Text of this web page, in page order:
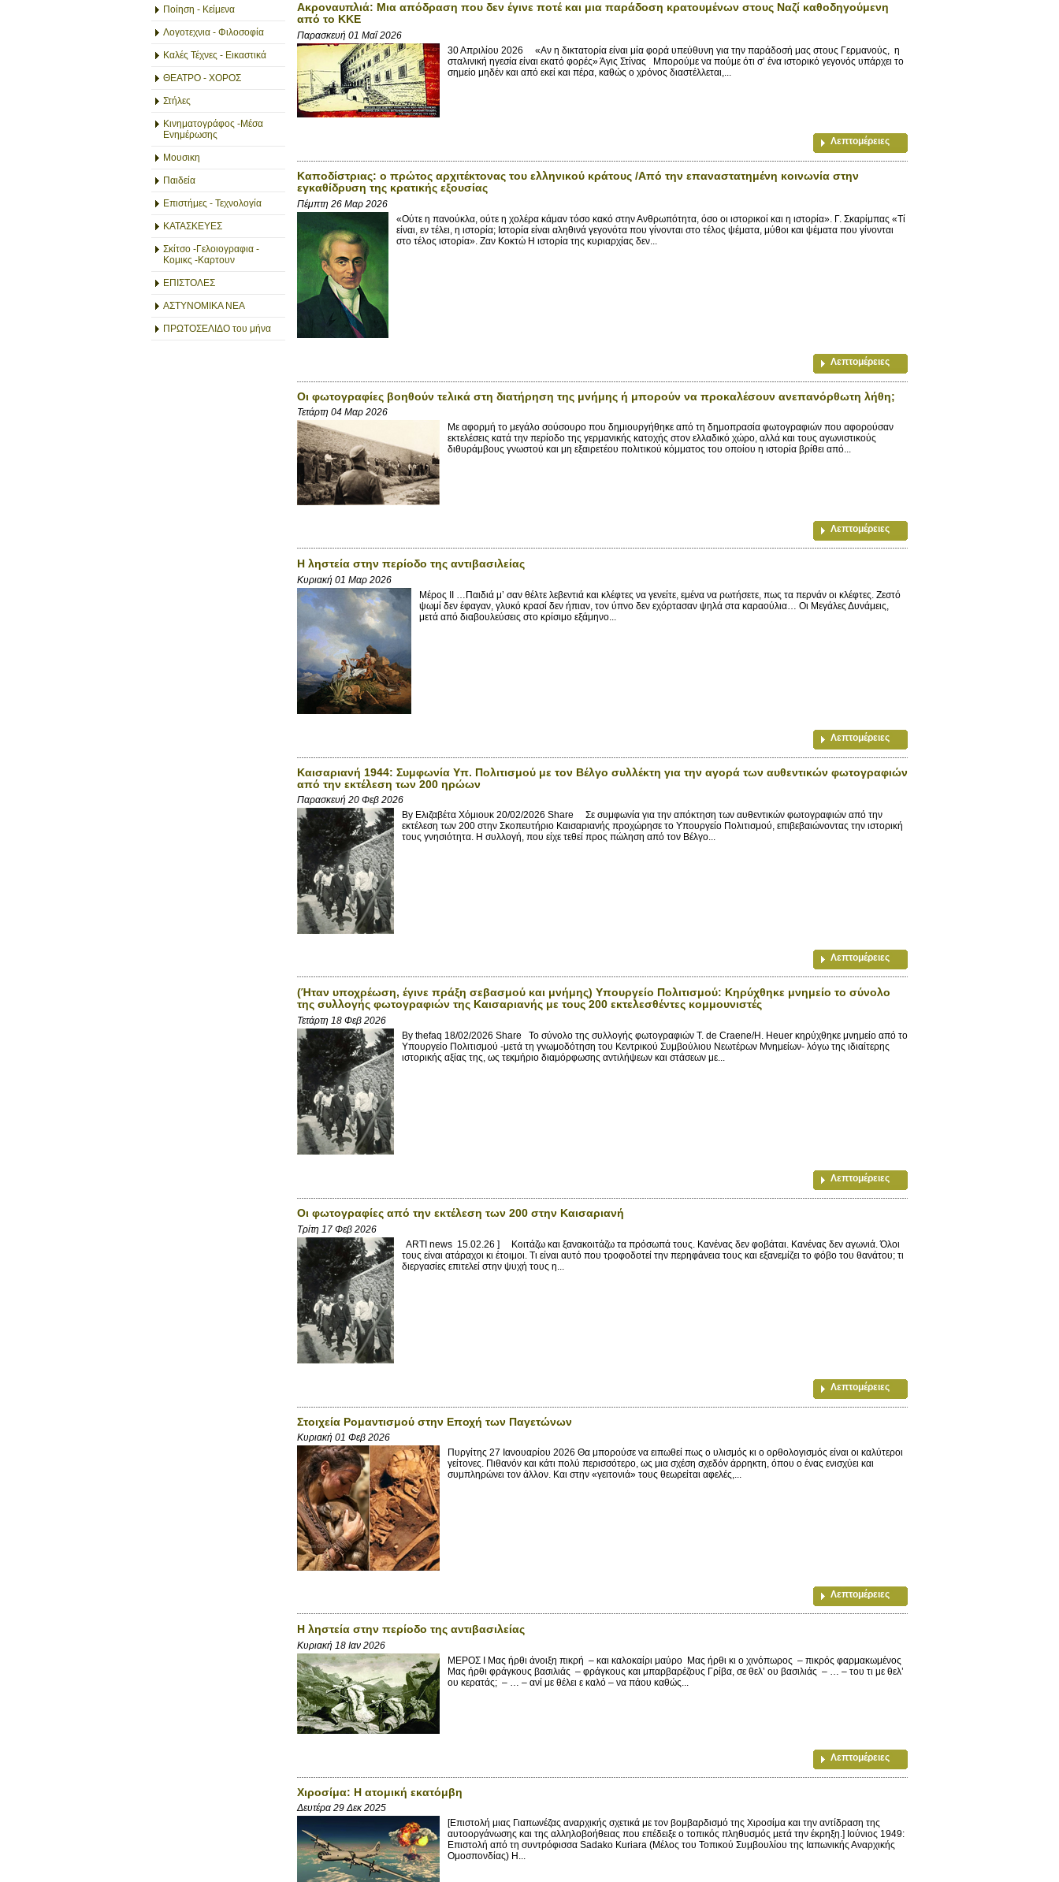
Ποίηση - Κείμενα
Λογοτεχνια - Φιλοσοφία
Καλές Τέχνες - Εικαστικά
ΘΕΑΤΡΟ - ΧΟΡΟΣ
Στήλες
Κινηματογράφος -Μέσα
Ενημέρωσης
Μουσικη
Παιδεία
Επιστήμες - Τεχνολογία
ΚΑΤΑΣΚΕΥΕΣ
Σκίτσο -Γελοιογραφια -
Κομικς -Καρτουν
ΕΠΙΣΤΟΛΕΣ
ΑΣΤΥΝΟΜΙΚΑ ΝΕΑ
ΠΡΩΤΟΣΕΛΙΔΟ του μήνα
Ακροναυπλιά: Μια απόδραση που δεν έγινε ποτέ και μια παράδοση κρατουμένων στους Ναζί καθοδηγούμενη
από το ΚΚΕ
Παρασκευή 01 Μαΐ 2026
30 Απριλίου 2026 «Αν η δικτατορία είναι μία φορά υπεύθυνη για την παράδοσή μας στους Γερμανούς, η
σταλινική ηγεσία είναι εκατό φορές» Άγις Στίνας Μπορούμε να πούμε ότι σ’ ένα ιστορικό γεγονός υπάρχει το
σημείο μηδέν και από εκεί και πέρα, καθώς ο χρόνος διαστέλλεται,...
Λεπτομέρειες
Καποδίστριας: ο πρώτος αρχιτέκτονας του ελληνικού κράτους /Από την επαναστατημένη κοινωνία στην
εγκαθίδρυση της κρατικής εξουσίας
Πέμπτη 26 Μαρ 2026
«Ούτε η πανούκλα, ούτε η χολέρα κάμαν τόσο κακό στην Ανθρωπότητα, όσο οι ιστορικοί και η ιστορία». Γ. Σκαρίμπας «Τί
είναι, εν τέλει, η ιστορία; Ιστορία είναι αληθινά γεγονότα που γίνονται στο τέλος ψέματα, μύθοι και ψέματα που γίνονται
στο τέλος ιστορία». Ζαν Κοκτώ Η ιστορία της κυριαρχίας δεν...
Λεπτομέρειες
Οι φωτογραφίες βοηθούν τελικά στη διατήρηση της μνήμης ή μπορούν να προκαλέσουν ανεπανόρθωτη λήθη;
Τετάρτη 04 Μαρ 2026
Με αφορμή το μεγάλο σούσουρο που δημιουργήθηκε από τη δημοπρασία φωτογραφιών που αφορούσαν
εκτελέσεις κατά την περίοδο της γερμανικής κατοχής στον ελλαδικό χώρο, αλλά και τους αγωνιστικούς
διθυράμβους γνωστού και μη εξαιρετέου πολιτικού κόμματος του οποίου η ιστορία βρίθει από...
Λεπτομέρειες
Η ληστεία στην περίοδο της αντιβασιλείας
Κυριακή 01 Μαρ 2026
Μέρος II …Παιδιά μ’ σαν θέλτε λεβεντιά και κλέφτες να γενείτε, εμένα να ρωτήσετε, πως τα περνάν οι κλέφτες. Ζεστό
ψωμί δεν έφαγαν, γλυκό κρασί δεν ήπιαν, τον ύπνο δεν εχόρτασαν ψηλά στα καραούλια… Οι Μεγάλες Δυνάμεις,
μετά από διαβουλεύσεις στο κρίσιμο εξάμηνο...
Λεπτομέρειες
Καισαριανή 1944: Συμφωνία Υπ. Πολιτισμού με τον Βέλγο συλλέκτη για την αγορά των αυθεντικών φωτογραφιών
από την εκτέλεση των 200 ηρώων
Παρασκευή 20 Φεβ 2026
By Ελιζαβέτα Χόμιουκ 20/02/2026 Share Σε συμφωνία για την απόκτηση των αυθεντικών φωτογραφιών από την
εκτέλεση των 200 στην Σκοπευτήριο Καισαριανής προχώρησε το Υπουργείο Πολιτισμού, επιβεβαιώνοντας την ιστορική
τους γνησιότητα. Η συλλογή, που είχε τεθεί προς πώληση από τον Βέλγο...
Λεπτομέρειες
(Ήταν υποχρέωση, έγινε πράξη σεβασμού και μνήμης) Υπουργείο Πολιτισμού: Κηρύχθηκε μνημείο το σύνολο
της συλλογής φωτογραφιών της Καισαριανής με τους 200 εκτελεσθέντες κομμουνιστές
Τετάρτη 18 Φεβ 2026
By thefaq 18/02/2026 Share Το σύνολο της συλλογής φωτογραφιών Τ. de Craene/H. Heuer κηρύχθηκε μνημείο από το
Υπουργείο Πολιτισμού -μετά τη γνωμοδότηση του Κεντρικού Συμβούλιου Νεωτέρων Μνημείων- λόγω της ιδιαίτερης
ιστορικής αξίας της, ως τεκμήριο διαμόρφωσης αντιλήψεων και στάσεων με...
Λεπτομέρειες
Οι φωτογραφίες από την εκτέλεση των 200 στην Καισαριανή
Τρίτη 17 Φεβ 2026
ARTI news 15.02.26 ] Κοιτάζω και ξανακοιτάζω τα πρόσωπά τους. Κανένας δεν φοβάται. Κανένας δεν αγωνιά. Όλοι
τους είναι ατάραχοι κι έτοιμοι. Τι είναι αυτό που τροφοδοτεί την περηφάνεια τους και εξανεμίζει το φόβο του θανάτου; τι
διεργασίες επιτελεί στην ψυχή τους η...
Λεπτομέρειες
Στοιχεία Ρομαντισμού στην Εποχή των Παγετώνων
Κυριακή 01 Φεβ 2026
Πυργίτης 27 Ιανουαρίου 2026 Θα μπορούσε να ειπωθεί πως ο υλισμός κι ο ορθολογισμός είναι οι καλύτεροι
γείτονες. Πιθανόν και κάτι πολύ περισσότερο, ως μια σχέση σχεδόν άρρηκτη, όπου ο ένας ενισχύει και
συμπληρώνει τον άλλον. Και στην «γειτονιά» τους θεωρείται αφελές,...
Λεπτομέρειες
Η ληστεία στην περίοδο της αντιβασιλείας
Κυριακή 18 Ιαν 2026
ΜΕΡΟΣ Ι Μας ήρθι άνοιξη πικρή – και καλοκαίρι μαύρο Μας ήρθι κι ο χινόπωρος – πικρός φαρμακωμένος
Μας ήρθι φράγκους βασιλιάς – φράγκους και μπαρβαρέζους Γρίβα, σε θελ’ ου βασιλιάς – … – του τι με θελ’
ου κερατάς; – … – ανί με θέλει ε καλό – να πάου καθώς...
Λεπτομέρειες
Χιροσίμα: Η ατομική εκατόμβη
Δευτέρα 29 Δεκ 2025
[Επιστολή μιας Γιαπωνέζας αναρχικής σχετικά με τον βομβαρδισμό της Χιροσίμα και την αντίδραση της
αυτοοργάνωσης και της αλληλοβοήθειας που επέδειξε ο τοπικός πληθυσμός μετά την έκρηξη.] Ιούνιος 1949:
Επιστολή από τη συντρόφισσα Sadako Kuriara (Μέλος του Τοπικού Συμβουλίου της Ιαπωνικής Αναρχικής
Ομοσπονδίας) Η...